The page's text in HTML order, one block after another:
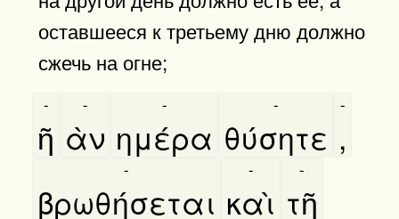
оставшееся к третьему дню должно
сжечь на огне;
ῆ
-
ὰν
-
ημέρα
-
θύσητε
-
,
-
βρωθήσεται
-
καὶ
-
τῆ
-